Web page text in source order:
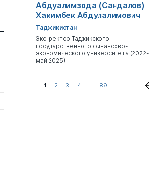
Абдуалимзода (Сандалов)
Хакимбек Абдулалимович
Таджикистан
Экс-ректор Таджикского
государственного финансово-
экономического университета (2022-
май 2025)
1 2 3 4 ... 89